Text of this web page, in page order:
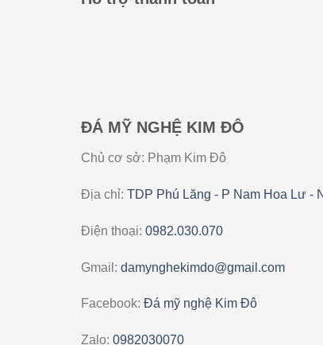
ĐÁ MỸ NGHỆ KIM ĐÔ
Chủ cơ sở: Phạm Kim Đô
Địa chỉ: TDP Phú Lăng - P Nam Hoa Lư -
Điện thoại: 0982.030.070
Gmail: damynghekimdo@gmail.com
Facebook: Đá mỹ nghệ Kim Đô
Zalo: 0982030070